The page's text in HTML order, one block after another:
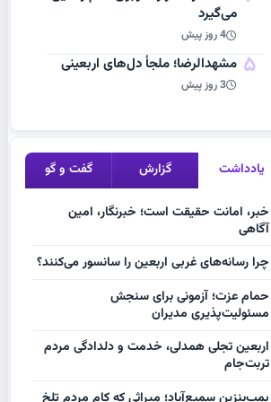
می‌گیرد
4 روز پیش
5 مشهد‌الرضا؛ ملجأ دل‌های اربعینی
3 روز پیش
یادداشت گزارش گفت و گو
خبر، امانت حقیقت است؛ خبرنگار، امین
آگاهی
چرا رسانه‌های غربی اربعین را سانسور می‌کنند؟
حمام عزت؛ آزمونی برای سنجش
مسئولیت‌پذیری مدیران
اربعین تجلی همدلی، خدمت و دلدادگی مردم
تربت‌جام
پمپ‌بنزین سمیع‌آباد؛ میراثی که کام مردم تلخ